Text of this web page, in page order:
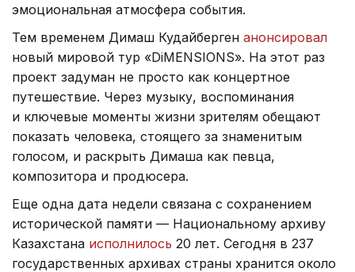
эмоциональная атмосфера события.
Тем временем Димаш Кудайберген анонсировал
новый мировой тур «DiMENSIONS». На этот раз
проект задуман не просто как концертное
путешествие. Через музыку, воспоминания
и ключевые моменты жизни зрителям обещают
показать человека, стоящего за знаменитым
голосом, и раскрыть Димаша как певца,
композитора и продюсера.
Еще одна дата недели связана с сохранением
исторической памяти — Национальному архиву
Казахстана исполнилось 20 лет. Сегодня в 237
государственных архивах страны хранится около